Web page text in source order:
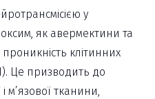
у
як авермектини та
клітинних
Це призводить до
м’язової тканини,